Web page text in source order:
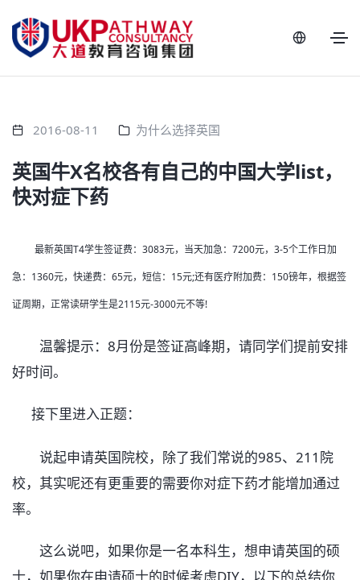
2016-08-11 为什么选择英国
英国牛X名校各有自己的中国大学list，
快对症下药
最新英国T4学生签证费：3083元，当天加急：7200元，3-5个工作日加
急：1360元，快递费：65元，短信：15元;还有医疗附加费：150镑年，根据签
证周期，正常读研学生是2115元-3000元不等!
温馨提示：8月份是签证高峰期，请同学们提前安排
好时间。
接下里进入正题：
说起申请英国院校，除了我们常说的985、211院
校，其实呢还有更重要的需要你对症下药才能增加通过
率。
这么说吧，如果你是一名本科生，想申请英国的硕